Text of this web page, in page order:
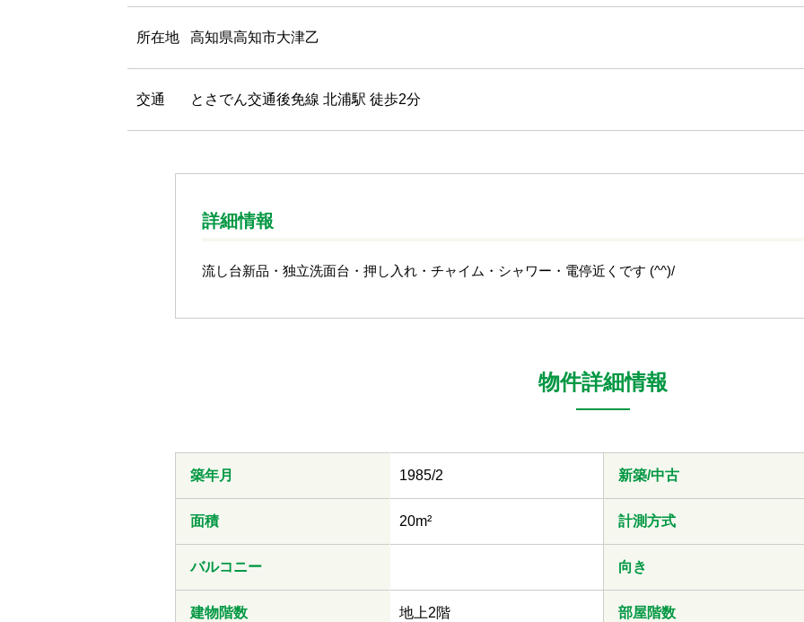
所在地 高知県高知市大津乙
交通 とさでん交通後免線 北浦駅 徒歩2分
詳細情報
流し台新品・独立洗面台・押し入れ・チャイム・シャワー・電停近くです (^^)/
物件詳細情報
築年月 1985/2 新築/中古
面積 20m² 計測方式
バルコニー 向き
建物階数 地上2階 部屋階数